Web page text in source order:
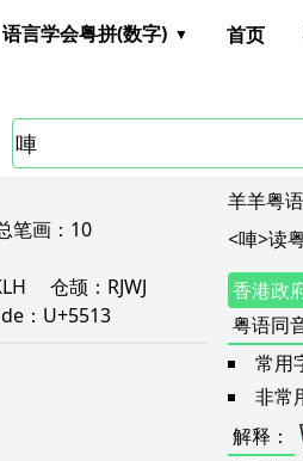
语言学会粤拼(数字) 首页
笔画： 10
仓颉： RJWJ
： U+5513
羊羊粤
<唓>读
香港政
粤语同
常用
非常
解释 ：